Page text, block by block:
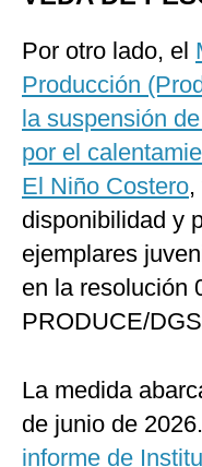
Por otro lado, el
Producción
la suspensión
por el
El Niño Costero
disponibilidad y
ejemplares
en la resolución
PRODUCE/
La medida
de junio de
informe de